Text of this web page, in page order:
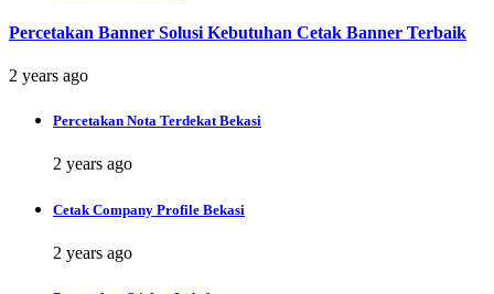
Percetakan Banner Solusi Kebutuhan Cetak Banner Terbaik
2 years ago
Percetakan Nota Terdekat Bekasi
2 years ago
Cetak Company Profile Bekasi
2 years ago